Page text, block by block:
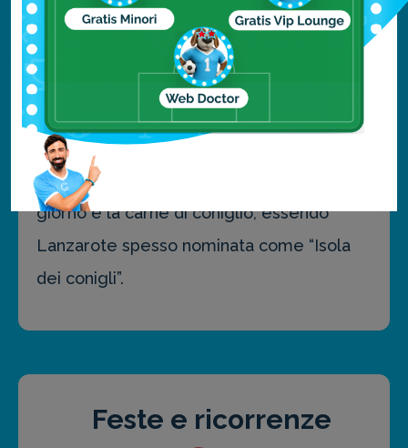
specie nelle varietà di “sopa de cebollas”
(cipolle) o “potajes” di origine portoghese,
insaporiti anche con carne. Le varietà
tipiche dell’isola sono il “potaje de berro”
(crescione) e “de garbanzos” (di ceci). Da
provare inoltre il pesce freschissimo del
giorno e la carne di coniglio, essendo
Lanzarote spesso nominata come “Isola
dei conigli”.
Feste e ricorrenze